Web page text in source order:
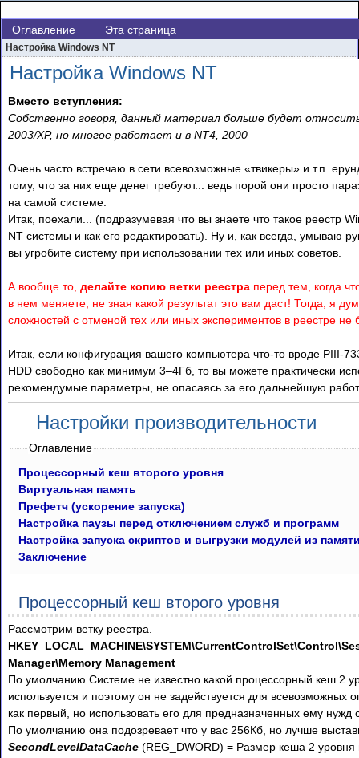
Оглавление Эта страница
Настройка Windows NT
Настройка Windows NT
Вместо вступления:
Собственно говоря, данный материал больше будет
2003/XP, но многое работает и в NT4, 2000
Очень часто встречаю в сети всевозможные «твикеры» и т.п.
тому, что за них еще денег требуют... ведь порой они просто
на самой системе.
Итак, поехали... (подразумевая что вы знаете что такое реестр
NT системы и как его редактировать). Ну и, как всегда, умываю
вы угробите систему при использовании тех или иных советов.
А вообще то, делайте копию ветки реестра перед тем, когда
в нем меняете, не зная какой результат это вам даст! Тогда, я
сложностей с отменой тех или иных экспериментов в реестре не
Итак, если конфигурация вашего компьютера что-то вроде PIII-
HDD свободно как минимум 3–4Гб, то вы можете практически
рекомендумые параметры, не опасаясь за его дальнейшую
Настройки производительности
Оглавление
Процессорный кеш второго уровня
Виртуальная память
Префетч (ускорение запуска)
Настройка паузы перед отключением служб и программ
Настройка запуска скриптов и выгрузки модулей из
Заключение
Процессорный кеш второго уровня
Рассмотрим ветку реестра.
Manager\Memory Management
По умолчанию Системе не известно какой процессорный кеш 2
используется и поэтому он не задействуется для всевозможных
как первый, но использовать его для предназначенных ему нужд
По умолчанию она подозревает что у вас 256Кб, но лучше
SecondLevelDataCache (REG_DWORD) = Размер кеша 2 уровня